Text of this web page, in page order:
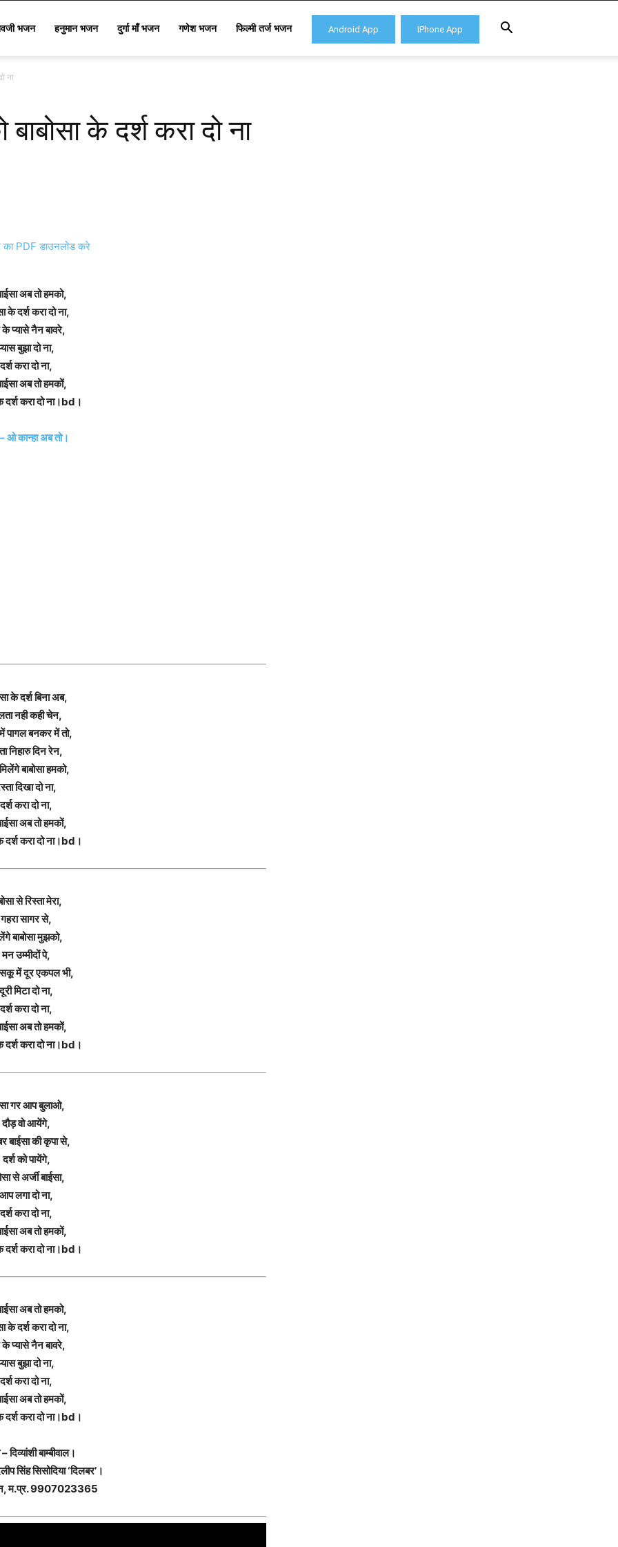
Android App IPhone App
भजन हनुमान भजन दुर्गा माँ भजन गणेश भजन फिल्मी तर्ज भजन
ना
के दर्श करा दो ना
PDF डाउनलोड करे
अब तो हमको,
के दर्श करा दो ना,
के प्यासे नैन बावरे,
बुझा दो ना,
दर्श करा दो ना,
अब तो हमकों,
दर्श करा दो ना।bd।
ओ कान्हा अब तो।
के दर्श बिना अब,
नही कही चेन,
पागल बनकर में तो,
निहारु दिन रेन,
बाबोसा हमको,
दिखा दो ना,
दर्श करा दो ना,
अब तो हमकों,
दर्श करा दो ना।bd।
से रिस्ता मेरा,
गहरा सागर से,
बाबोसा मुझको,
मन उम्मीदों पे,
में दूर एकपल भी,
दूरी मिटा दो ना,
दर्श करा दो ना,
अब तो हमकों,
दर्श करा दो ना।bd।
गर आप बुलाओ,
दौड़ वो आयेंगे,
बाईसा की कृपा से,
दर्श को पायेंगे,
से अर्जी बाईसा,
आप लगा दो ना,
दर्श करा दो ना,
अब तो हमकों,
दर्श करा दो ना।bd।
अब तो हमको,
के दर्श करा दो ना,
के प्यासे नैन बावरे,
बुझा दो ना,
दर्श करा दो ना,
अब तो हमकों,
दर्श करा दो ना।bd।
दिव्यांशी बाम्बीवाल।
सिंह सिसोदिया ‘दिलबर’।
म.प्र. 9907023365